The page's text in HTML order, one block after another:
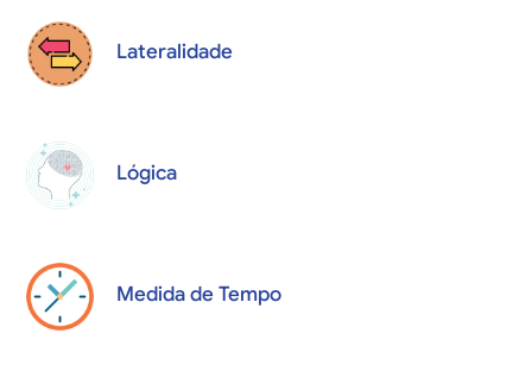
Lateralidade
Lógica
Medida de Tempo